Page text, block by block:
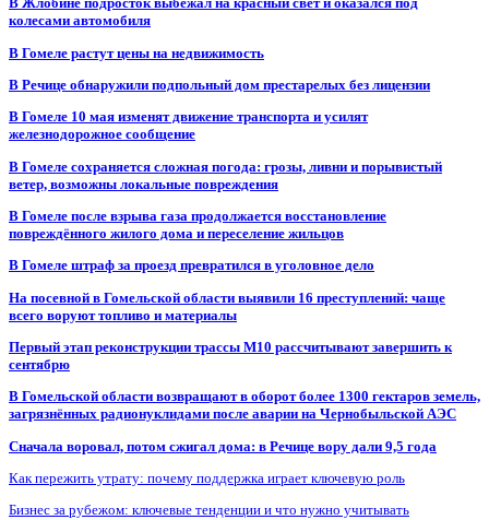
колесами автомобиля
В Гомеле растут цены на недвижимость
В Речице обнаружили подпольный дом престарелых без лицензии
В Гомеле 10 мая изменят движение транспорта и усилят
железнодорожное сообщение
В Гомеле сохраняется сложная погода: грозы, ливни и порывистый
ветер, возможны локальные повреждения
В Гомеле после взрыва газа продолжается восстановление
повреждённого жилого дома и переселение жильцов
В Гомеле штраф за проезд превратился в уголовное дело
На посевной в Гомельской области выявили 16 преступлений: чаще
всего воруют топливо и материалы
Первый этап реконструкции трассы М10 рассчитывают завершить к
сентябрю
В Гомельской области возвращают в оборот более 1300 гектаров земель,
загрязнённых радионуклидами после аварии на Чернобыльской АЭС
Сначала воровал, потом сжигал дома: в Речице вору дали 9,5 года
Как пережить утрату: почему поддержка играет ключевую роль
Бизнес за рубежом: ключевые тенденции и что нужно учитывать